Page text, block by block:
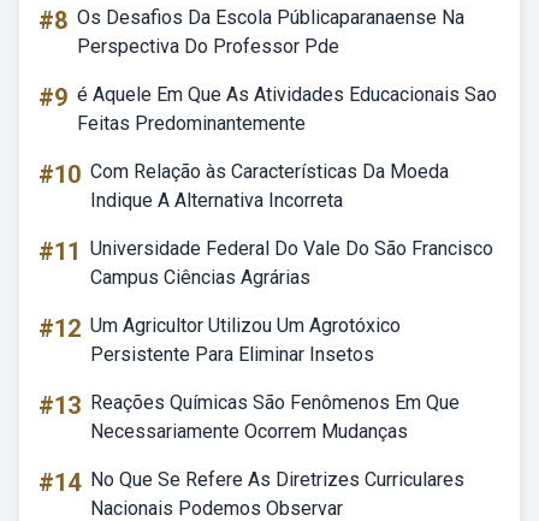
#8 Os Desafios Da Escola Públicaparanaense Na
Perspectiva Do Professor Pde
#9 é Aquele Em Que As Atividades Educacionais Sao
Feitas Predominantemente
#10 Com Relação às Características Da Moeda
Indique A Alternativa Incorreta
#11 Universidade Federal Do Vale Do São Francisco
Campus Ciências Agrárias
#12 Um Agricultor Utilizou Um Agrotóxico
Persistente Para Eliminar Insetos
#13 Reações Químicas São Fenômenos Em Que
Necessariamente Ocorrem Mudanças
#14 No Que Se Refere As Diretrizes Curriculares
Nacionais Podemos Observar